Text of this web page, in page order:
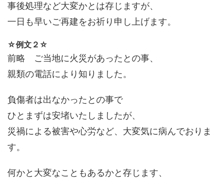
事後処理など大変かとは存じますが、
一日も早いご再建をお祈り申し上げます。
☆例文２☆
前略 ご当地に火災があったとの事、
親類の電話により知りました。
負傷者は出なかったとの事で
ひとまずは安堵いたしましたが、
災禍による被害や心労など、大変気に病んでおりま
す。
何かと大変なこともあるかと存じます、